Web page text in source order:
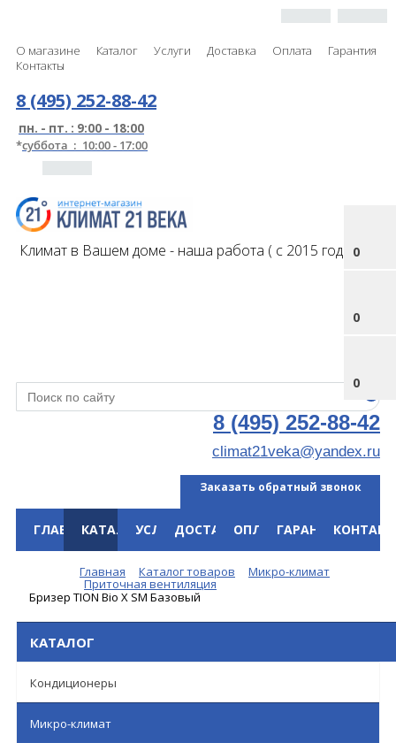
О магазине Каталог Услуги Доставка Оплата
Гарантия
Контакты
0
0
0
8 (495) 252-88-42
пн. - пт. : 9:00 - 18:00
*суббота : 10:00 - 17:00
Климат в Вашем доме - наша работа ( с 2015 года )
8 (495) 252-88-42
climat21veka@yandex.ru
Заказать обратный звонок
ГЛАВНАЯКАТАЛОГУСЛУГИДОСТАВКАОПЛАТАГАРАНТИЯ
Главная Каталог товаров Микро-климат
Приточная вентиляция
Бризер TION Bio X SM Базовый
КАТАЛОГ
Кондиционеры
Микро-климат